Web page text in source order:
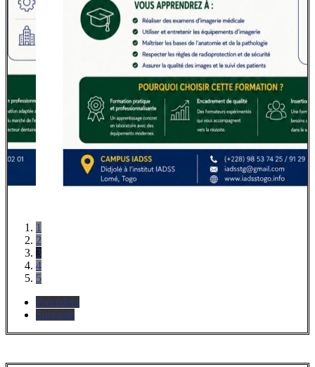
1
2
3
4
5
Précédent
Suivante